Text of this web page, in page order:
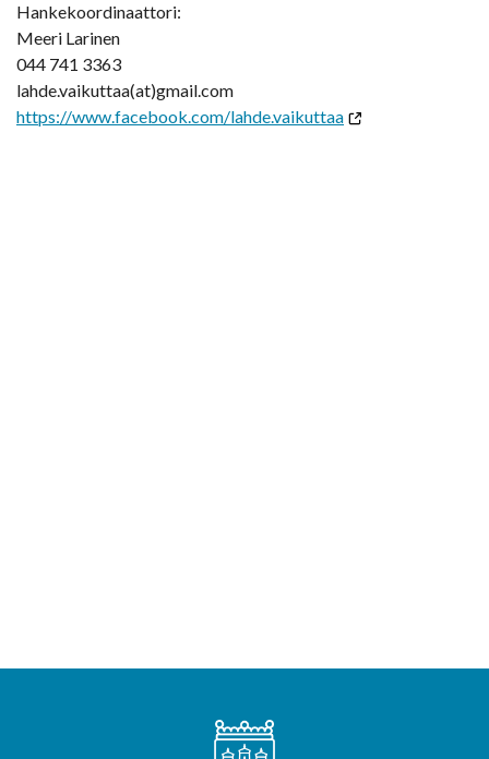
Hankekoordinaattori:
Meeri Larinen
044 741 3363
lahde.vaikuttaa(at)gmail.com
https://www.facebook.com/lahde.vaikuttaa